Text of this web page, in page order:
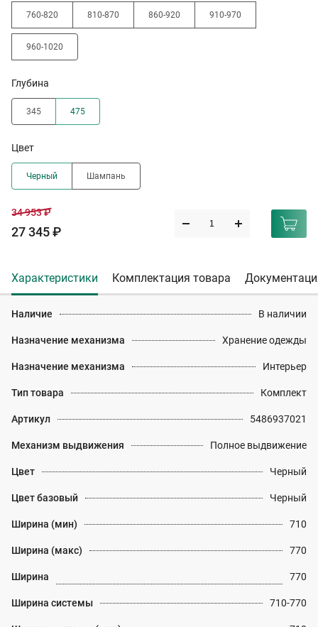
760-820 810-870 860-920 910-970
960-1020
Глубина
345 475
Цвет
Черный Шампань
34 953 ₽
27 345 ₽
Характеристики Комплектация товара
Наличие В наличии
Назначение механизма Хранение одежды
Назначение механизма Интерьер
Тип товара Комплект
Артикул 5486937021
Механизм выдвижения Полное выдвижение
Цвет Черный
Цвет базовый Черный
Ширина (мин) 710
Ширина (макс) 770
Ширина 770
Ширина системы 710-770